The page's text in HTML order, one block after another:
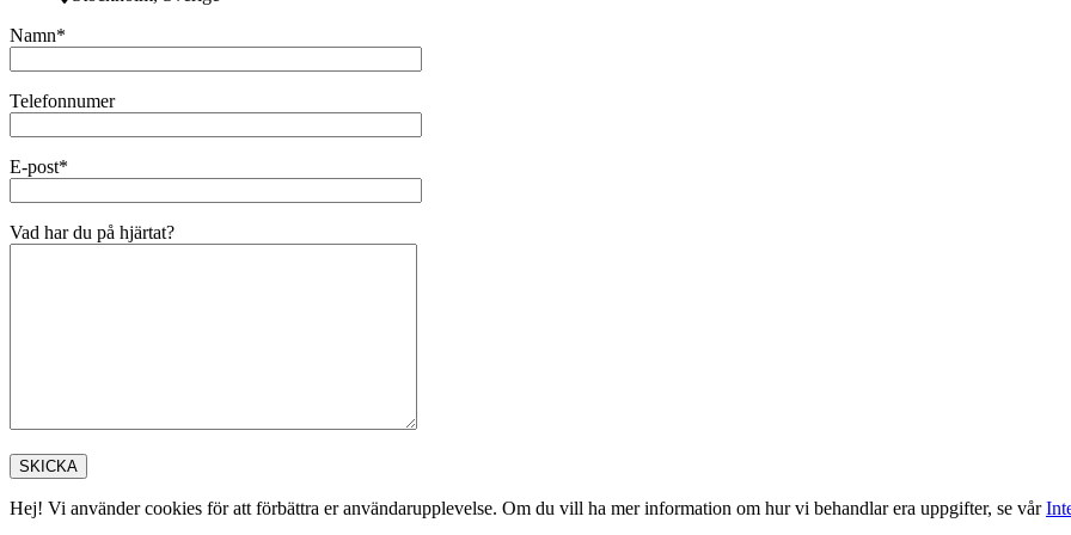
Namn*
Telefonnumer
E-post*
Vad har du på hjärtat?
Hej! Vi använder cookies för att förbättra er användarupplevelse. Om du vill ha mer information om hur vi behandlar era uppgifter, se vår